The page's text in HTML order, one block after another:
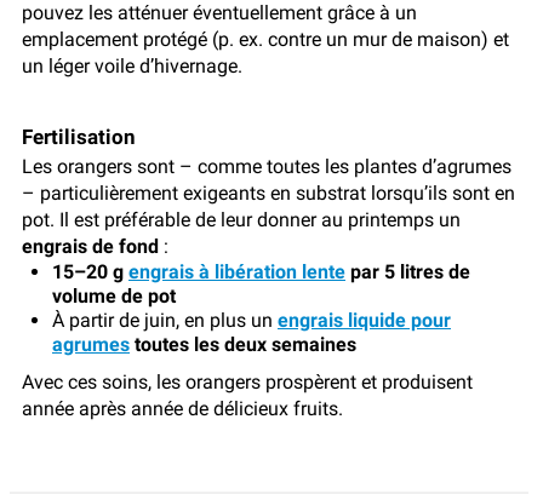
pouvez les atténuer éventuellement grâce à un
emplacement protégé (p. ex. contre un mur de maison) et
un léger voile d’hivernage.
Fertilisation
Les orangers sont – comme toutes les plantes d’agrumes
– particulièrement exigeants en substrat lorsqu’ils sont en
pot. Il est préférable de leur donner au printemps un
engrais de fond :
15–20 g engrais à libération lente par 5 litres de
volume de pot
À partir de juin, en plus un engrais liquide pour
agrumes toutes les deux semaines
Avec ces soins, les orangers prospèrent et produisent
année après année de délicieux fruits.